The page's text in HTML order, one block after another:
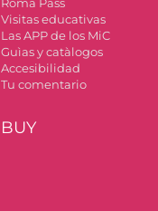
Visitas educativas
Las APP de los MiC
Guìas y catàlogos
Accesibilidad
Tu comentario
BUY